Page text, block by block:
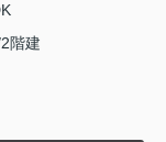
階建